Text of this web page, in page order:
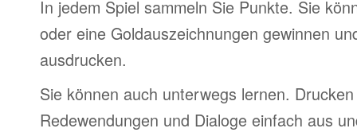
In jedem Spiel sammeln Sie Punkte. Sie
oder eine Goldauszeichnungen gewinnen
ausdrucken.
Sie können auch unterwegs lernen.
Redewendungen und Dialoge einfach aus